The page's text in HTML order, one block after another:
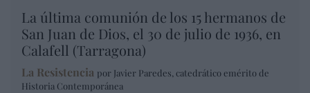
La última comunión de los 15 hermanos de
San Juan de Dios, el 30 de julio de 1936, en
Calafell (Tarragona)
La Resistencia por Javier Paredes, catedrático emérito de
Historia Contemporánea